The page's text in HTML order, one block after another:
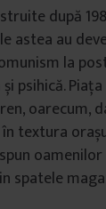
după
astea au
la
psihică.
oarecum,
textura
spatele